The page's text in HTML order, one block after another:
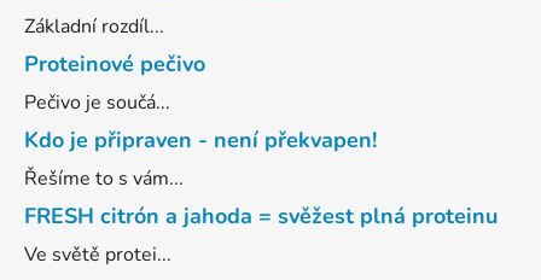
Základní rozdíl...
Proteinové pečivo
Pečivo je součá...
Kdo je připraven - není překvapen!
Řešíme to s vám...
FRESH citrón a jahoda = svěžest plná proteinu
Ve světě protei...